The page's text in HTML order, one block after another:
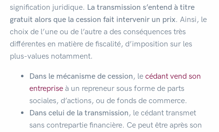
signification juridique. La transmission s’entend à titre
gratuit alors que la cession fait intervenir un prix. Ainsi, le
choix de l’une ou de l’autre a des conséquences très
différentes en matière de fiscalité, d’imposition sur les
plus-values notamment.
Dans le mécanisme de cession, le cédant vend son
entreprise à un repreneur sous forme de parts
sociales, d’actions, ou de fonds de commerce.
Dans celui de la transmission, le cédant transmet
sans contrepartie financière. Ce peut être après son